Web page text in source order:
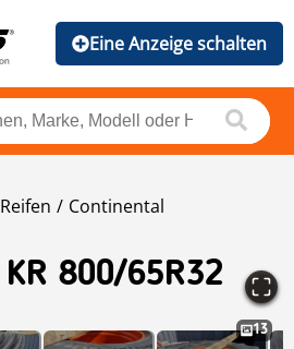
Eine Anzeige schalten
Reifen Continental
KR 800/65R32
13